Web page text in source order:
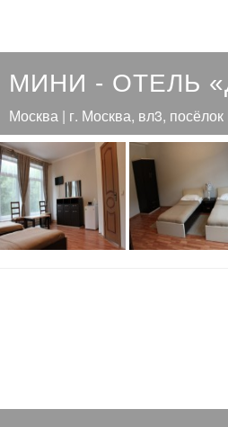
МИНИ - ОТЕЛЬ
Москва | г. Москва, вл3, посёлок